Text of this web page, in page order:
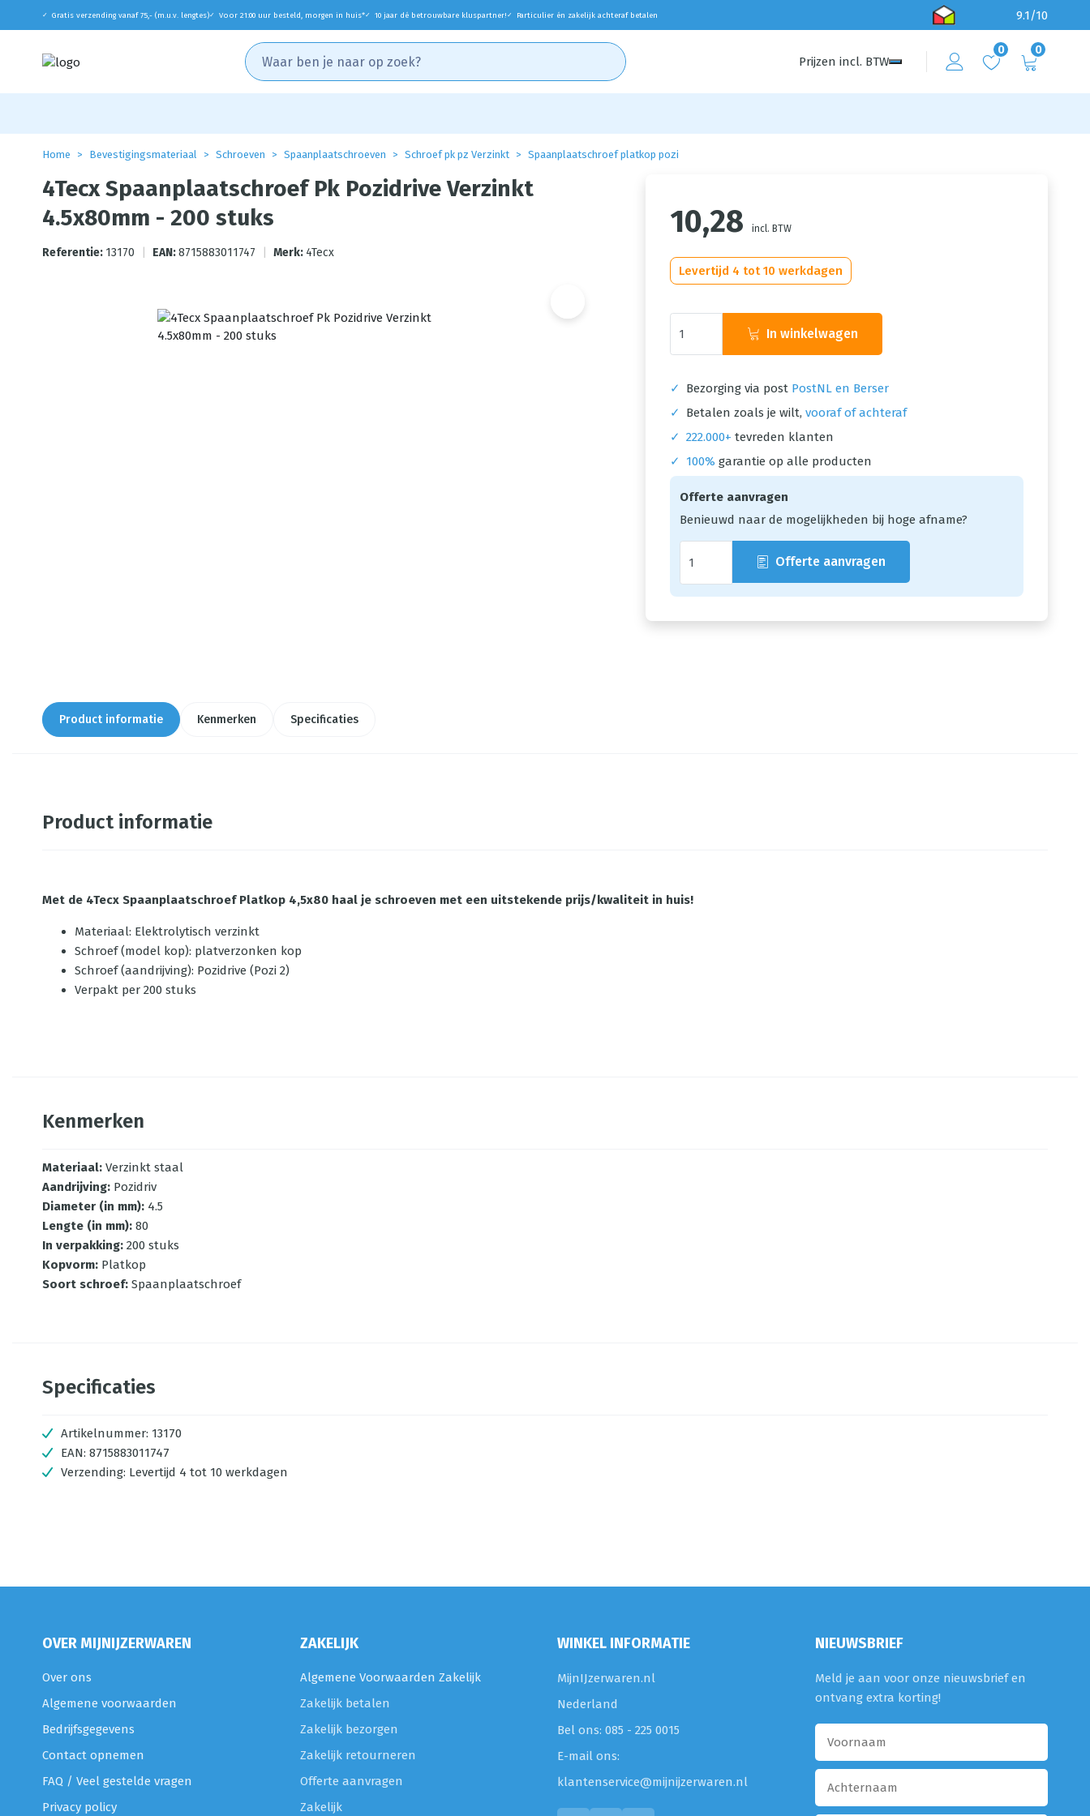
✓ Gratis verzending vanaf 75,- (m.u.v. lengtes)✓ Voor 21:00 uur besteld, morgen in huis*✓ 10 jaar dé betrouwbare kluspartner! ✓ Particulier én zakelijk achteraf betalen 9.1/10
Prijzen incl. BTW
0 0
Home Bevestigingsmateriaal Schroeven Spaanplaatschroeven Schroef pk pz Verzinkt Spaanplaatschroef platkop pozi
4Tecx Spaanplaatschroef Pk Pozidrive Verzinkt
4.5x80mm - 200 stuks
Referentie: 13170 EAN:8715883011747 Merk: 4Tecx
10,28 incl. BTW
Levertijd 4 tot 10 werkdagen
In winkelwagen
✓ Bezorging via post PostNL en Berser
✓
Betalen zoals je wilt, vooraf of achteraf
✓ 222.000+ tevreden klanten
✓
100% garantie op alle producten
Offerte aanvragen
Benieuwd naar de mogelijkheden bij hoge afname?
Offerte aanvragen
Product informatie Kenmerken Specificaties
Product informatie
Met de 4Tecx Spaanplaatschroef Platkop 4,5x80 haal je schroeven met een uitstekende prijs/kwaliteit in huis!
Materiaal: Elektrolytisch verzinkt
Schroef (model kop): platverzonken kop
Schroef (aandrijving): Pozidrive (Pozi 2)
Verpakt per 200 stuks
Kenmerken
Materiaal: Verzinkt staal
Aandrijving: Pozidriv
Diameter (in mm): 4.5
Lengte (in mm): 80
In verpakking: 200 stuks
Kopvorm: Platkop
Soort schroef: Spaanplaatschroef
Specificaties
Artikelnummer: 13170
EAN: 8715883011747
Verzending: Levertijd 4 tot 10 werkdagen
OVER MIJNIJZERWAREN
Over ons
Algemene voorwaarden
Bedrijfsgegevens
Contact opnemen
FAQ / Veel gestelde vragen
Privacy policy
ZAKELIJK
Algemene Voorwaarden Zakelijk
Zakelijk betalen
Zakelijk bezorgen
Zakelijk retourneren
Offerte aanvragen
Zakelijk
WINKEL INFORMATIE
MijnIJzerwaren.nl
Nederland
Bel ons: 085 - 225 0015
E-mail ons:
klantenservice@mijnijzerwaren.nl
NIEUWSBRIEF
Meld je aan voor onze nieuwsbrief en
ontvang extra korting!